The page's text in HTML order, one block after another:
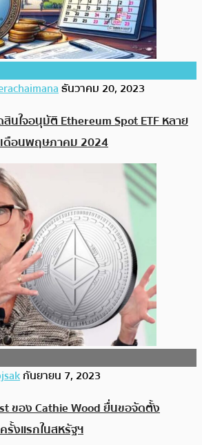
ธันวาคม 20, 2023
นใจอนุมัติ Ethereum Spot ETF หลาย
ดือนพฤษภาคม 2024
กันยายน 7, 2023
ของ Cathie Wood ยื่นขอจัดตั้ง
รั้งแรกในสหรัฐฯ